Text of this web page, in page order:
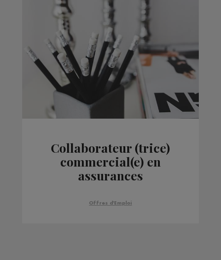
Collaborateur (trice)
commercial(e) en
assurances
Offres d'Emploi